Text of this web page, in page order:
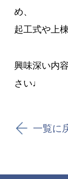
め、
起工式や上
興味深い内
さい♩
一覧に